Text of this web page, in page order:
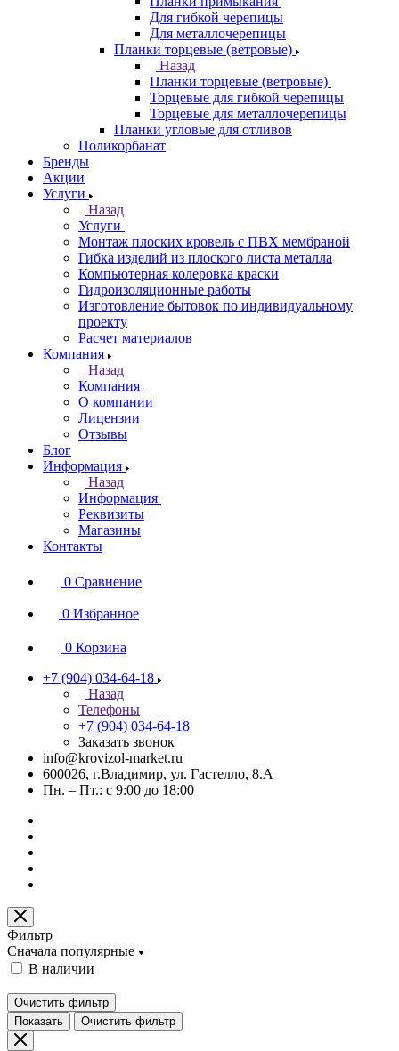
Для гибкой черепицы
Для металлочерепицы
Планки торцевые (ветровые)
Назад
Планки торцевые (ветровые)
Торцевые для гибкой черепицы
Торцевые для металлочерепицы
Планки угловые для отливов
Поликорбанат
Бренды
Акции
Услуги
Назад
Услуги
Монтаж плоских кровель с ПВХ мембраной
Гибка изделий из плоского листа металла
Компьютерная колеровка краски
Гидроизоляционные работы
Изготовление бытовок по индивидуальному
проекту
Расчет материалов
Компания
Назад
Компания
О компании
Лицензии
Отзывы
Блог
Информация
Назад
Информация
Реквизиты
Магазины
Контакты
0 Сравнение
0 Избранное
0 Корзина
+7 (904) 034-64-18
Назад
Телефоны
+7 (904) 034-64-18
Заказать звонок
info@krovizol-market.ru
600026, г.Владимир, ул. Гастелло, 8.А
Пн. – Пт.: с 9:00 до 18:00
Фильтр
Сначала популярные
В наличии
Очистить фильтр
Показать
Очистить фильтр